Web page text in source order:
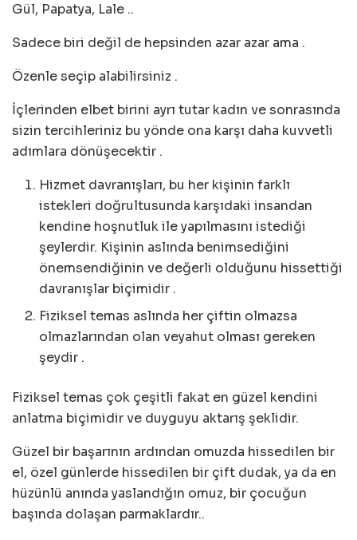
Gül, Papatya, Lale ..
Sadece biri değil de hepsinden azar azar ama .
Özenle seçip alabilirsiniz .
İçlerinden elbet birini ayrı tutar kadın ve sonrasında
sizin tercihleriniz bu yönde ona karşı daha kuvvetli
adımlara dönüşecektir .
Hizmet davranışları, bu her kişinin farklı
istekleri doğrultusunda karşıdaki insandan
kendine hoşnutluk ile yapılmasını istediği
şeylerdir. Kişinin aslında benimsediğini
önemsendiğinin ve değerli olduğunu hissettiği
davranışlar biçimidir .
Fiziksel temas aslında her çiftin olmazsa
olmazlarından olan veyahut olması gereken
şeydir .
Fiziksel temas çok çeşitli fakat en güzel kendini
anlatma biçimidir ve duyguyu aktarış şeklidir.
Güzel bir başarının ardından omuzda hissedilen bir
el, özel günlerde hissedilen bir çift dudak, ya da en
hüzünlü anında yaslandığın omuz, bir çocuğun
başında dolaşan parmaklardır..